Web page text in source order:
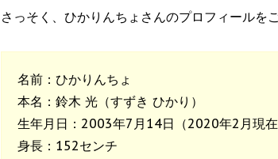
さっそく、ひかりんちょさんのプロフィールを
名前：ひかりんちょ
本名：鈴木 光（すずき ひかり）
生年月日：2003年7月14日（2020年2月現在
身長：152センチ